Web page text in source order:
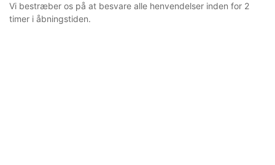
Vi bestræber os på at besvare alle henvendelser inden for 2
timer i åbningstiden.